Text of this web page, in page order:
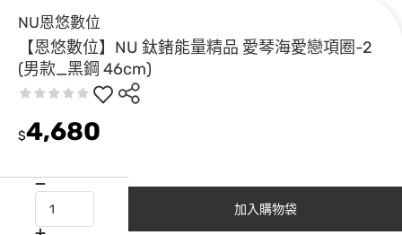
NU恩悠數位
【恩悠數位】NU 鈦鍺能量精品 愛琴海愛戀項圈-2
(男款_黑鋼 46cm)
$4,680
加入購物袋